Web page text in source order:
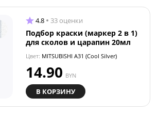
4.8 33 оценки
Подбор краски (маркер 2 в 1)
для сколов и царапин 20мл
Цвет: MITSUBISHI A31 (Cool Silver)
14.90 BYN
В КОРЗИНУ